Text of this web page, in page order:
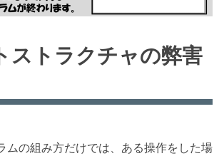
ストラクチャの弊害
ムの組み方だけでは、ある操作をした場